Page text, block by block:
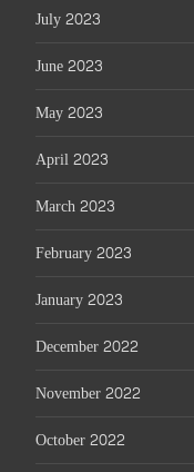
July 2023
June 2023
May 2023
April 2023
March 2023
February 2023
January 2023
December 2022
November 2022
October 2022